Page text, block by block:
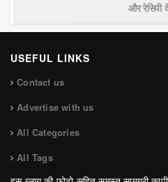
और रेसिपी
USEFUL LINKS
Contact us
Advertise with us
All Categories
All Tags